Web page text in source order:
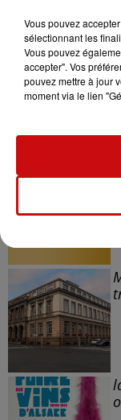
Vous pouvez
sélectionnant les
Vous pouvez
accepter". Vos
pouvez mettre à jour
moment via le lien